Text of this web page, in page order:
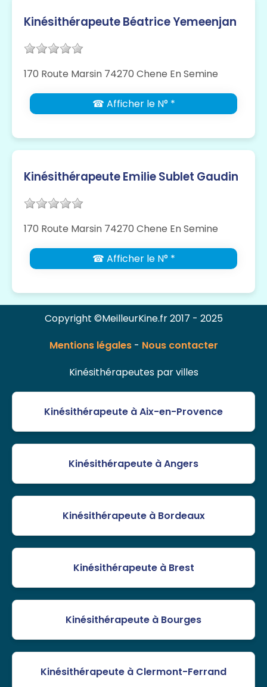
Kinésithérapeute Béatrice Yemeenjan
170 Route Marsin 74270 Chene En Semine
☎ Afficher le N° *
Kinésithérapeute Emilie Sublet Gaudin
170 Route Marsin 74270 Chene En Semine
☎ Afficher le N° *
Copyright ©MeilleurKine.fr 2017 - 2025
Mentions légales- Nous contacter
Kinésithérapeutes par villes
Kinésithérapeute à Aix-en-Provence
Kinésithérapeute à Angers
Kinésithérapeute à Bordeaux
Kinésithérapeute à Brest
Kinésithérapeute à Bourges
Kinésithérapeute à Clermont-Ferrand